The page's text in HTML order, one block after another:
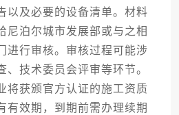
以及必要的设备清单。材料
尼泊尔城市发展部或与之相
进行审核。审核过程可能涉
、技术委员会评审等环节。
将获颁官方认证的施工资质
有效期，到期前需办理续期